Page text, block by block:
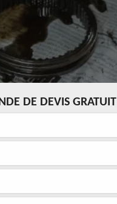
DE DEVIS GRATUIT